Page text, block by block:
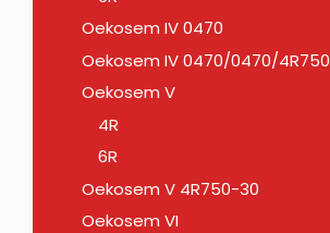
Oekosem IV 0470
Oekosem IV 0470/0470/4R750
Oekosem V
4R
6R
Oekosem V 4R750-30
Oekosem VI